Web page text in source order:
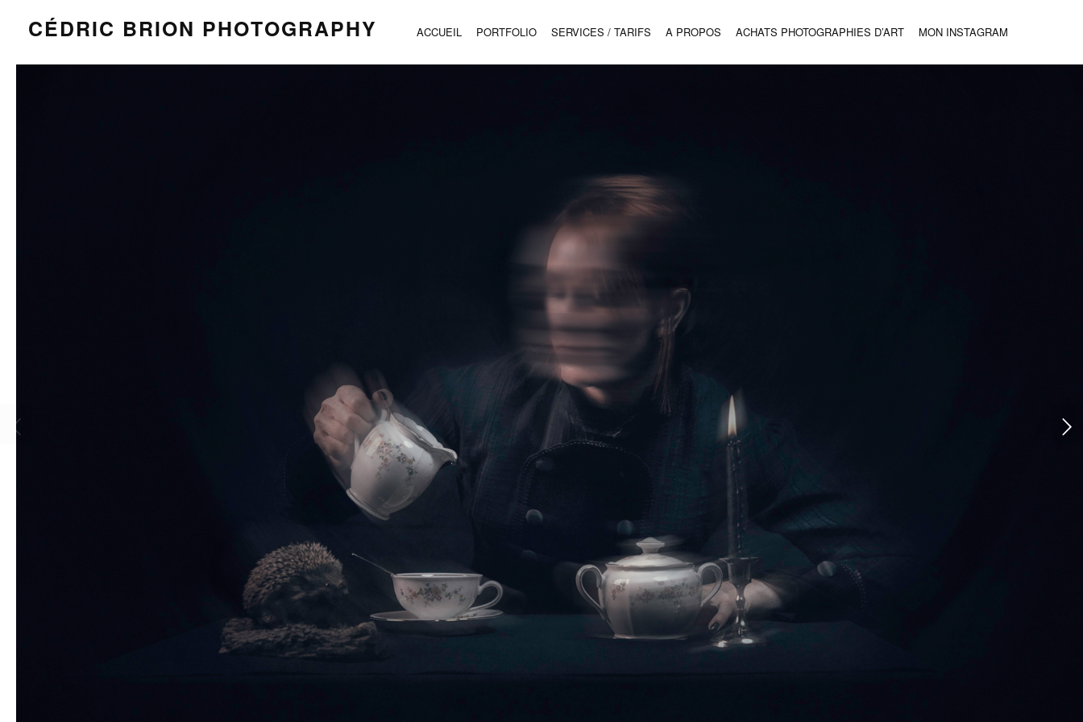
CÉDRIC BRION PHOTOGRAPHY ACCUEIL PORTFOLIO SERVICES / TARIFS A PROPOS ACHATS PHOTOGRAPHIES D’ART MON INSTAGRAM